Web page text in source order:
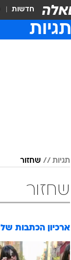
חדשות
תגיות
תגיות שחזור
שחזור
ארכיון הכתבות של